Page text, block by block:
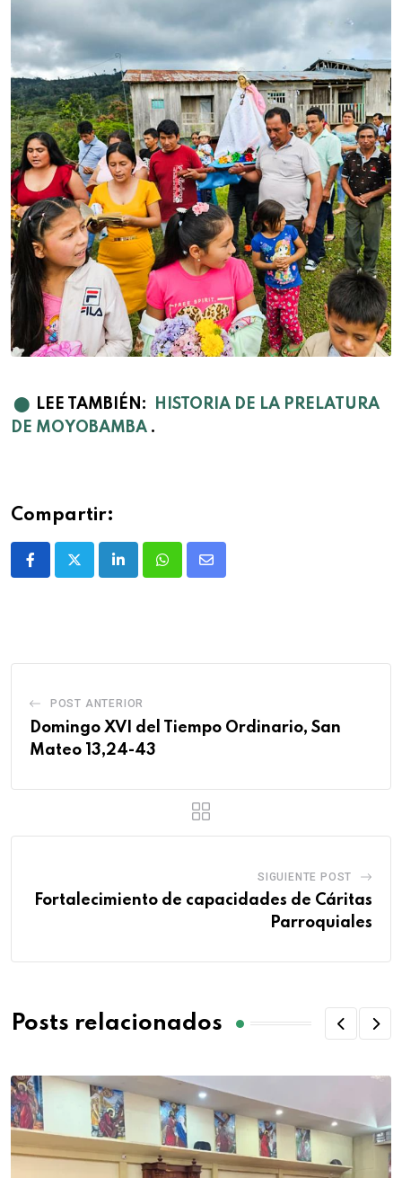
⬤ LEE TAMBIÉN:
HISTORIA DE LA PRELATURA
DE MOYOBAMBA .
Compartir:
POST ANTERIOR
Domingo XVI del Tiempo Ordinario, San
Mateo 13,24-43
SIGUIENTE POST
Fortalecimiento de capacidades de Cáritas
Parroquiales
Posts relacionados